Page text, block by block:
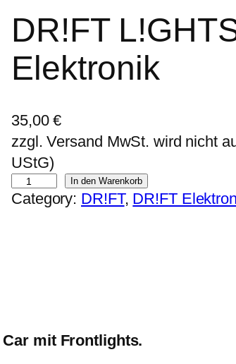
DR!FT
Elektronik
35,00€
zzgl. Versand MwSt. wird nicht
UStG)
D
R
G
In den Warenkorb
Category: DR!FT, DR!FT
mit Frontlights.